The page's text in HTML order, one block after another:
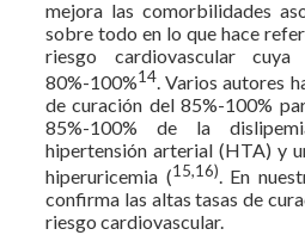
mejora las comorbilidades
sobre todo en lo que hace
riesgo cardiovascular
80%-100%14. Varios autores
de curación del 85%-100%
85%-100% de la
hipertensión arterial (HTA) y
hiperuricemia (15,16). En
confirma las altas tasas de
riesgo cardiovascular.